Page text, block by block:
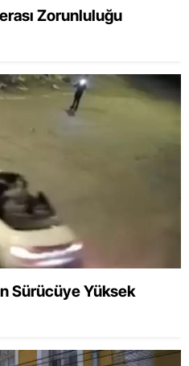
Zorunluluğu
Sürücüye Yüksek